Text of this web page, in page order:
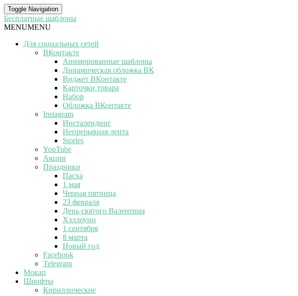
Toggle Navigation
Бесплатные шаблоны
MENUMENU
Для социальных сетей
ВКонтакте
Анимированные шаблоны
Динамическая обложка ВК
Виджет ВКонтакте
Карточки товара
Набор
Обложка ВКонтакте
Instagram
Инсталендинг
Непрерывная лента
Stories
YouTube
Акции
Праздники
Пасха
1 мая
Черная пятница
23 февраля
День святого Валентина
Хэллоуин
1 сентября
8 марта
Новый год
Facebook
Telegram
Мокап
Шрифты
Кириллические